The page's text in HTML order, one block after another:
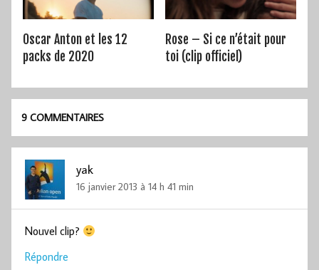
Oscar Anton et les 12
packs de 2020
Rose – Si ce n’était pour
toi (clip officiel)
9 COMMENTAIRES
yak
16 janvier 2013 à 14 h 41 min
Nouvel clip?
Répondre